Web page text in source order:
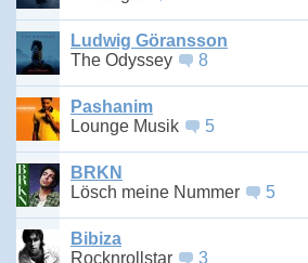
Ludwig Göransson
The Odyssey
8
Pashanim
Lounge Musik
5
BRKN
Lösch meine Nummer
5
Bibiza
Rocknrollstar
3